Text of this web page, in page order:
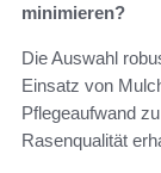
minimieren?
Die Auswahl
Einsatz von
Pflegeaufwand
Rasenqualität